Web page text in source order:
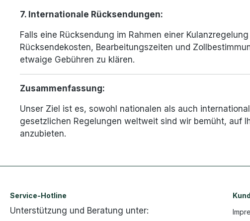
7. Internationale Rücksendungen:
Falls eine Rücksendung im Rahmen einer
Rücksendekosten, Bearbeitungszeiten und
etwaige Gebühren zu klären.
Zusammenfassung:
Unser Ziel ist es, sowohl nationalen als auch
gesetzlichen Regelungen weltweit sind wir bemüht, auf
anzubieten.
Service-Hotline
Unterstützung und Beratung unter: